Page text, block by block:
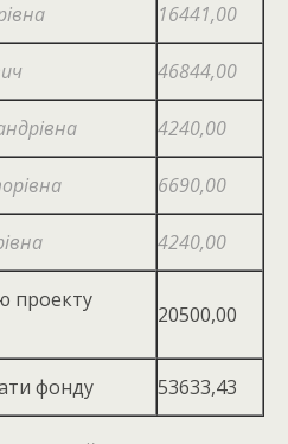
16441,00
46844,00
4240,00
6690,00
4240,00
проекту
20500,00
фонду 53633,43